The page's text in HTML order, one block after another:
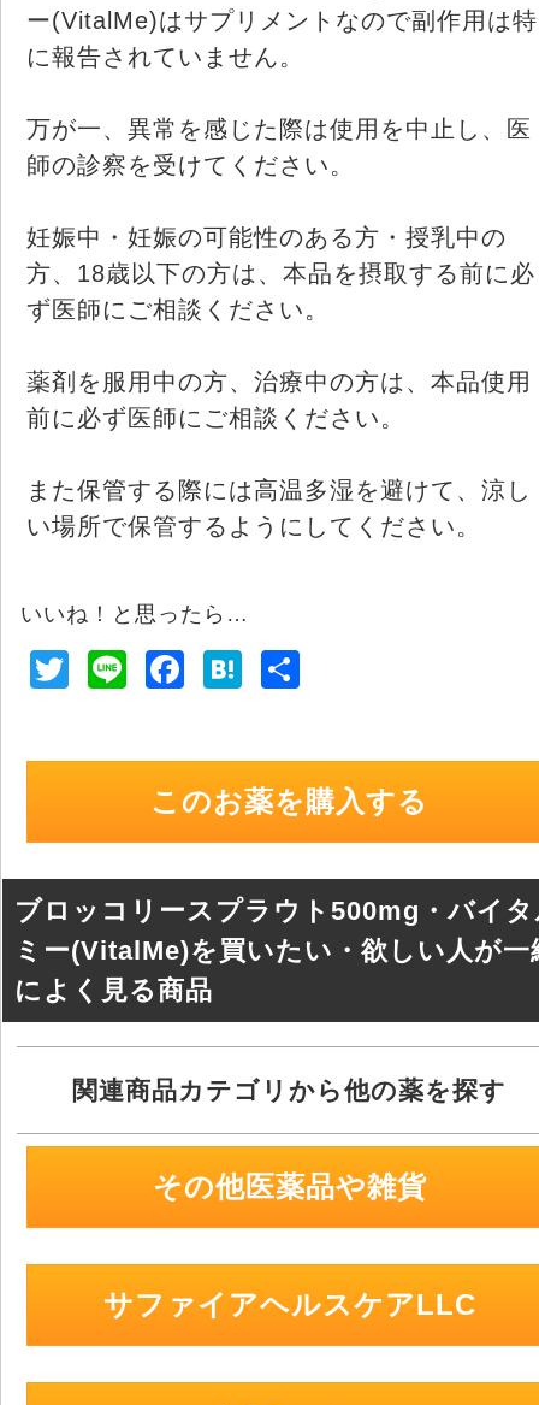
ー(VitalMe)はサプリメントなので副作用は特
に報告されていません。
万が一、異常を感じた際は使用を中止し、医
師の診察を受けてください。
妊娠中・妊娠の可能性のある方・授乳中の
方、18歳以下の方は、本品を摂取する前に必
ず医師にご相談ください。
薬剤を服用中の方、治療中の方は、本品使用
前に必ず医師にご相談ください。
また保管する際には高温多湿を避けて、涼し
い場所で保管するようにしてください。
いいね！と思ったら…
T
Li
e
b
o
k
H
n
a
このお薬を購入する
ブロッコリースプラウト500mg・バイ
ミー(VitalMe)を買いたい・欲しい人が一
によく見る商品
関連商品カテゴリから他の薬を探す
その他医薬品や雑貨
サファイアヘルスケアLLC